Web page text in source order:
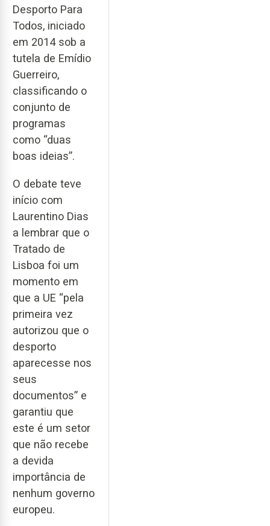
Desporto Para
Todos, iniciado
em 2014 sob a
tutela de Emídio
Guerreiro,
classificando o
conjunto de
programas
como “duas
boas ideias”.
O debate teve
início com
Laurentino Dias
a lembrar que o
Tratado de
Lisboa foi um
momento em
que a UE “pela
primeira vez
autorizou que o
desporto
aparecesse nos
seus
documentos” e
garantiu que
este é um setor
que não recebe
a devida
importância de
nenhum governo
europeu.